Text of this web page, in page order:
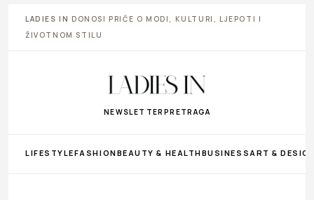
LADIES IN DONOSI PRIČE O MODI, KULTURI, LJEPOTI I
ŽIVOTNOM STILU
NEWSLETTER PRETRAGA
LIFESTYLEFASHIONBEAUTY & HEALTHBUSINESS ART &